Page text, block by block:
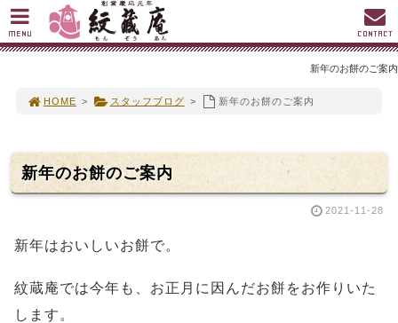
新年のお餅のご案内
HOME > スタッフブログ > 新年のお餅のご案内
新年のお餅のご案内
2021-11-28
新年はおいしいお餅で。
紋蔵庵では今年も、お正月に因んだお餅をお作りいた
します。
MENU CONTACT